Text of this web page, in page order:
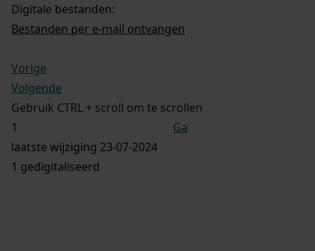
Digitale bestanden:
Bestanden per e-mail ontvangen
Vorige
Volgende
Gebruik CTRL + scroll om te scrollen
Ga
laatste wijziging 23-07-2024
1 gedigitaliseerd